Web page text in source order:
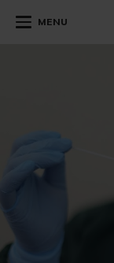
MENU